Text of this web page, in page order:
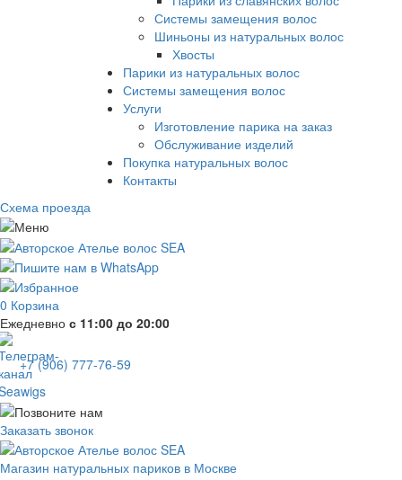
Системы замещения волос
Шиньоны из натуральных волос
Хвосты
Парики из натуральных волос
Системы замещения волос
Услуги
Изготовление парика на заказ
Обслуживание изделий
Покупка натуральных волос
Контакты
Схема проезда
0 Корзина
Ежедневно с 11:00 до 20:00
+7 (906) 777-76-59
Заказать звонок
Магазин натуральных париков в Москве